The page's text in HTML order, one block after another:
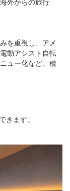
を重視し、アメ
動アシスト自転
ュー化など、積
ます。